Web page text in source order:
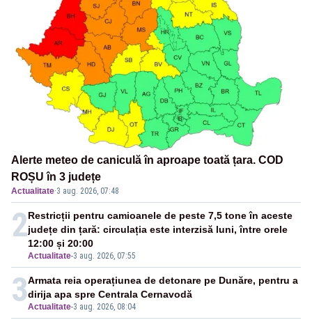
Alerte meteo de caniculă în aproape toată țara. COD
ROȘU în 3 județe
Actualitate·3 aug. 2026, 07:48
2
Actualitate-3 aug. 2026, 07:55
Restricții pentru camioanele de peste 7,5 tone în aceste
județe din țară: circulația este interzisă luni, între orele
12:00 și 20:00
3Actualitate-3 aug. 2026, 08:04
Armata reia operațiunea de detonare pe Dunăre, pentru a
dirija apa spre Centrala Cernavodă